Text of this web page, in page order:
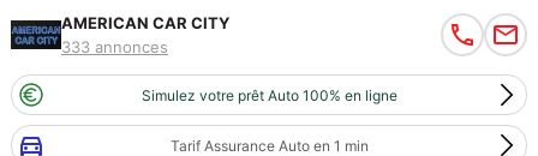
AMERICAN CAR CITY
333 annonces
Simulez votre prêt Auto 100% en ligne
Tarif Assurance Auto en 1 min